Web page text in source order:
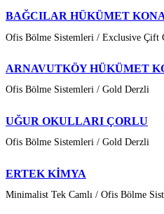
BAĞCILAR HÜKÜMET
Ofis Bölme Sistemleri / Exclusive Çift
ARNAVUTKÖY HÜKÜMET
Ofis Bölme Sistemleri / Gold Derzli
UĞUR OKULLARI ÇORLU
Ofis Bölme Sistemleri / Gold Derzli
ERTEK KİMYA
Minimalist Tek Camlı / Ofis Bölme